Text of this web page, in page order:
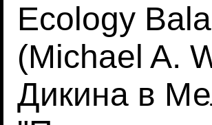
Ecology
(Michael A.
Дикина в